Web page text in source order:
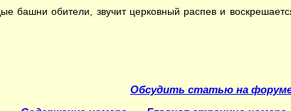
башни обители, звучит церковный распев и
Обсудить статью на